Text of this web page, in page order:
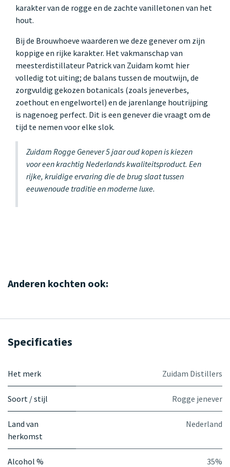
karakter van de rogge en de zachte vanilletonen van het
hout.
Bij de Brouwhoeve waarderen we deze genever om zijn
koppige en rijke karakter. Het vakmanschap van
meesterdistillateur Patrick van Zuidam komt hier
volledig tot uiting; de balans tussen de moutwijn, de
zorgvuldig gekozen botanicals (zoals jeneverbes,
zoethout en engelwortel) en de jarenlange houtrijping
is nagenoeg perfect. Dit is een genever die vraagt om de
tijd te nemen voor elke slok.
Zuidam Rogge Genever 5 jaar oud kopen is kiezen
voor een krachtig Nederlands kwaliteitsproduct. Een
rijke, kruidige ervaring die de brug slaat tussen
eeuwenoude traditie en moderne luxe.
Anderen kochten ook:
Specificaties
Het merk Zuidam Distillers
Soort / stijl Rogge jenever
Land van
herkomst
Nederland
Alcohol % 35%